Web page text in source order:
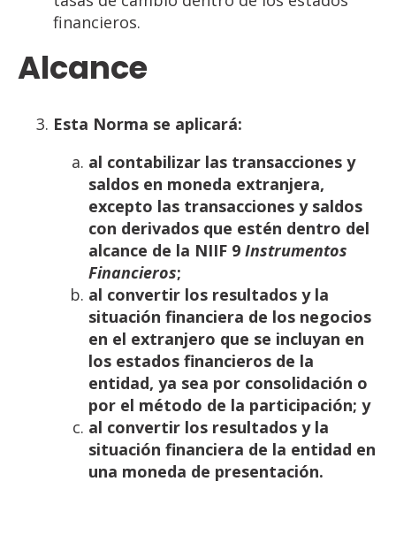
financieros.
Alcance
Esta Norma se aplicará:
al contabilizar las transacciones y
saldos en moneda extranjera,
excepto las transacciones y saldos
con derivados que estén dentro del
alcance de la NIIF 9 Instrumentos
Financieros;
al convertir los resultados y la
situación financiera de los negocios
en el extranjero que se incluyan en
los estados financieros de la
entidad, ya sea por consolidación o
por el método de la participación; y
al convertir los resultados y la
situación financiera de la entidad en
una moneda de presentación.